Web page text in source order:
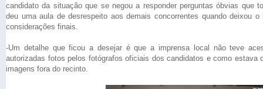
candidato da situação que se negou a responder perguntas óbvias que
deu uma aula de desrespeito aos demais concorrentes quando deixou
considerações finais.
-Um detalhe que ficou a desejar é que a imprensa local não teve
autorizadas fotos pelos fotógrafos oficiais dos candidatos e como estava
imagens fora do recinto.